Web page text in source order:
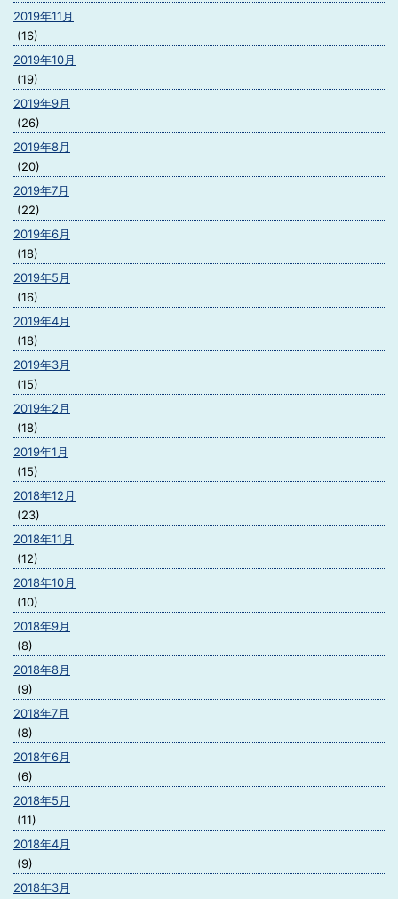
2019年11月
(16)
2019年10月
(19)
2019年9月
(26)
2019年8月
(20)
2019年7月
(22)
2019年6月
(18)
2019年5月
(16)
2019年4月
(18)
2019年3月
(15)
2019年2月
(18)
2019年1月
(15)
2018年12月
(23)
2018年11月
(12)
2018年10月
(10)
2018年9月
(8)
2018年8月
(9)
2018年7月
(8)
2018年6月
(6)
2018年5月
(11)
2018年4月
(9)
2018年3月